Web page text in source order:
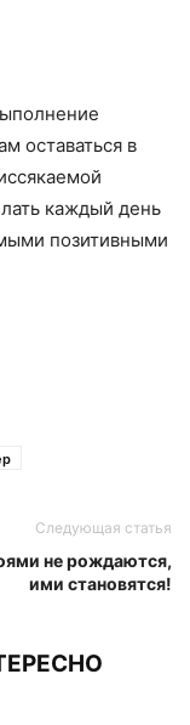
оставаться в
каждый день
позитивными
Следующая статья
не рождаются,
ими становятся!